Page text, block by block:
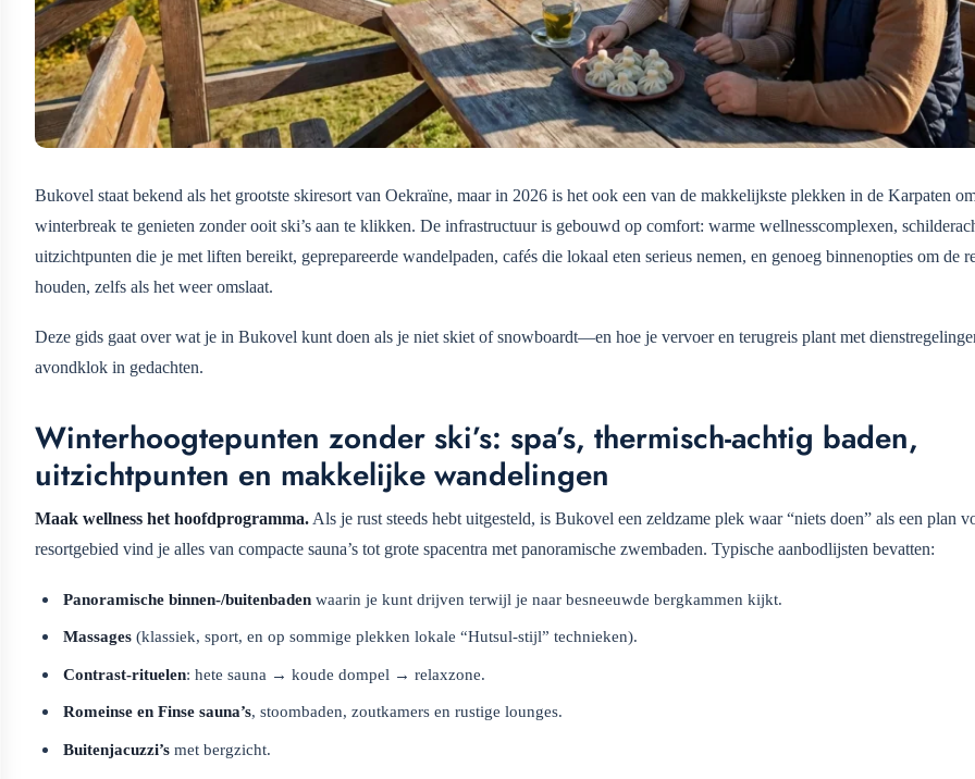
Bukovel staat bekend als het grootste skiresort van Oekraïne, maar in 2026 is het ook een van de makkelijkste plekken in de Karpaten
winterbreak te genieten zonder ooit ski’s aan te klikken. De infrastructuur is gebouwd op comfort: warme wellnesscomplexen,
uitzichtpunten die je met liften bereikt, geprepareerde wandelpaden, cafés die lokaal eten serieus nemen, en genoeg binnenopties om de
houden, zelfs als het weer omslaat.
Deze gids gaat over wat je in Bukovel kunt doen als je niet skiet of snowboardt—en hoe je vervoer en terugreis plant met
avondklok in gedachten.
Winterhoogtepunten zonder ski’s: spa’s, thermisch-achtig baden,
uitzichtpunten en makkelijke wandelingen
Maak wellness het hoofdprogramma. Als je rust steeds hebt uitgesteld, is Bukovel een zeldzame plek waar “niets doen” als een plan
resortgebied vind je alles van compacte sauna’s tot grote spacentra met panoramische zwembaden. Typische aanbodlijsten bevatten:
Panoramische binnen-/buitenbaden waarin je kunt drijven terwijl je naar besneeuwde bergkammen kijkt.
Massages (klassiek, sport, en op sommige plekken lokale “Hutsul-stijl” technieken).
Contrast-rituelen: hete sauna → koude dompel → relaxzone.
Romeinse en Finse sauna’s, stoombaden, zoutkamers en rustige lounges.
Buitenjacuzzi’s met bergzicht.